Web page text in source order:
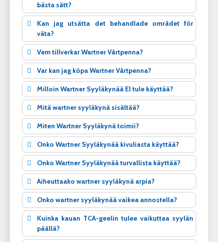
bästa sätt?
Kan jag utsätta det behandlade området för
väta?
Vem tillverkar Wartner Vårtpenna?
Var kan jag köpa Wartner Vårtpenna?
Milloin Wartner Syyläkynää EI tule käyttää?
Mitä wartner syyläkynä sisältää?
Miten Wartner Syyläkynä toimii?
Onko Wartner Syyläkynää kivuliasta käyttää?
Onko Wartner Syyläkynää turvallista käyttää?
Aiheuttaako wartner syyläkynä arpia?
Onko wartner syyläkynää vaikea annostella?
Kuinka kauan TCA-geelin tulee vaikuttaa syylän
päällä?